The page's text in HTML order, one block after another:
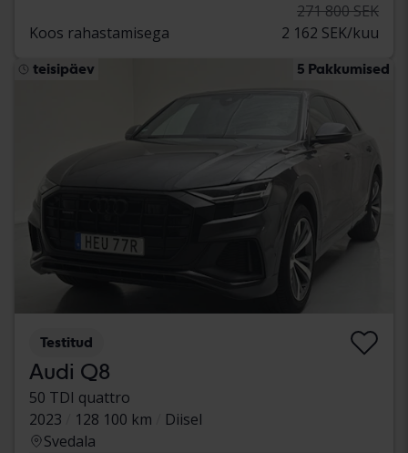
271 800 SEK
Koos rahastamisega
2 162 SEK/kuu
teisipäev 5 Pakkumised
Testitud
Audi Q8
50 TDI quattro
2023
128 100 km
Diisel
Svedala